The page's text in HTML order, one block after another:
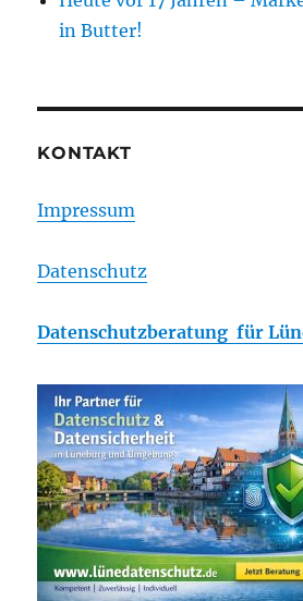
in Butter!
KONTAKT
Impressum
Datenschutz
Datenschutzberatung für